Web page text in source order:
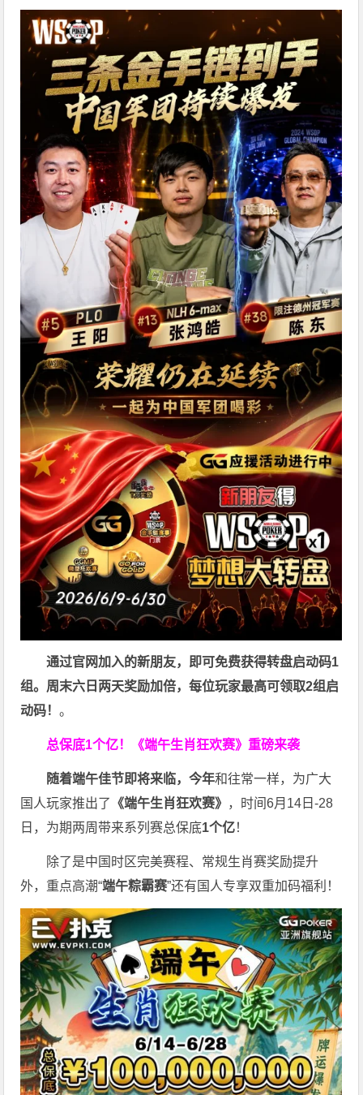
通过官网加入的新朋友，即可免费获得转盘启动码1
组。周末六日两天奖励加倍，每位玩家最高可领取2组启
动码！。
总保底1个亿！ 《端午生肖狂欢赛》重磅来袭
随着端午佳节即将来临，今年和往常一样，为广大
国人玩家推出了 《端午生肖狂欢赛》 ，时间6月14日-28
日，为期两周带来系列赛总保底1个亿！
除了是中国时区完美赛程、常规生肖赛奖励提升
外，重点高潮“端午粽霸赛”还有国人专享双重加码福利！